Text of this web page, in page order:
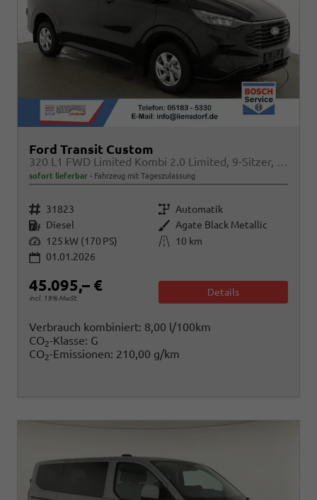
Ford Transit Custom
320 L1 FWD Limited Kombi 2.0 Limited, 9-Sitzer, Navi, FS-beheizbar, Side, Kamera, 4 J.-Garantie
sofort lieferbar Fahrzeug mit Tageszulassung
Fahrzeugnr. 31823 Getriebe Automatik
Kraftstoff Diesel Außenfarbe Agate Black Metallic
Leistung 125 kW (170 PS) Kilometerstand
10 km
01.01.2026
45.095,– €
incl. 19% MwSt.
Details
Verbrauch kombiniert: 8,00 l/100km
CO2-Klasse: G
CO2-Emissionen: 210,00 g/km